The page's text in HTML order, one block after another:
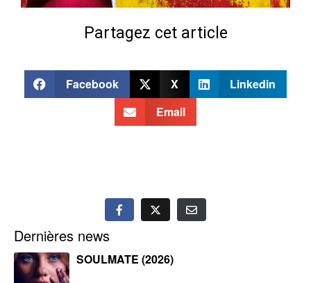
Partagez cet article
Facebook X
Linkedin
Email
Dernières news
SOULMATE (2026)